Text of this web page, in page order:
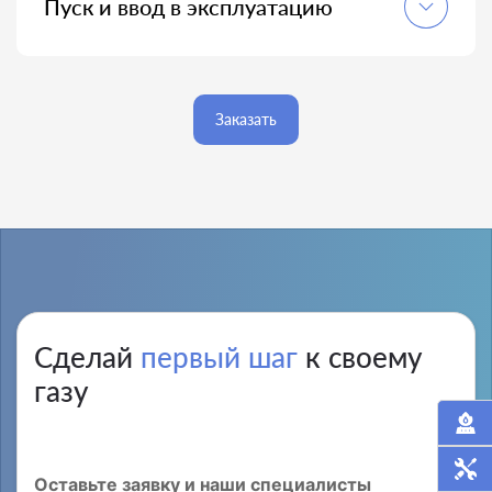
Пуск и ввод в эксплуатацию
документов и рекомендации по эксплуатации; при
необходимости заключаем договор ТО ВДГО/
ВКГО с честного сервисом.
Заказать
Сделай первый шаг к своему
газу
Оставьте заявку и наши специалисты